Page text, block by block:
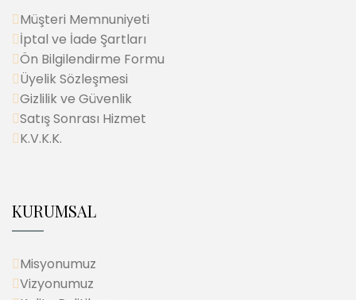
Müşteri Memnuniyeti
İptal ve İade Şartları
Ön Bilgilendirme Formu
Üyelik Sözleşmesi
Gizlilik ve Güvenlik
Satış Sonrası Hizmet
K.V.K.K.
KURUMSAL
Misyonumuz
Vizyonumuz